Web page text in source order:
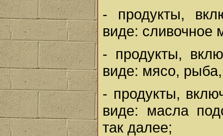
- продукты,
виде: сливочное
- продукты,
виде: мясо,
- продукты,
виде: масла
так далее;